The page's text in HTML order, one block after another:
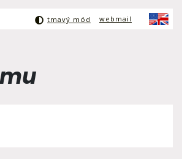
tmavý mód webmail